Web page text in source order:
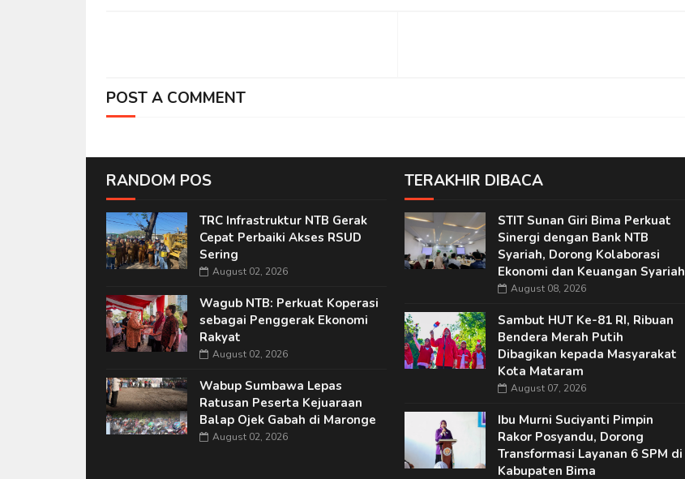
POST A COMMENT
RANDOM POS
TRC Infrastruktur NTB Gerak
Cepat Perbaiki Akses RSUD
Sering
August 02, 2026
Wagub NTB: Perkuat Koperasi
sebagai Penggerak Ekonomi
Rakyat
August 02, 2026
Wabup Sumbawa Lepas
Ratusan Peserta Kejuaraan
Balap Ojek Gabah di Maronge
August 02, 2026
TERAKHIR DIBACA
STIT Sunan Giri Bima Perkuat
Sinergi dengan Bank NTB
Syariah, Dorong Kolaborasi
Ekonomi dan Keuangan Syariah
August 08, 2026
Sambut HUT Ke-81 RI, Ribuan
Bendera Merah Putih
Dibagikan kepada Masyarakat
Kota Mataram
August 07, 2026
Ibu Murni Suciyanti Pimpin
Rakor Posyandu, Dorong
Transformasi Layanan 6 SPM di
Kabupaten Bima